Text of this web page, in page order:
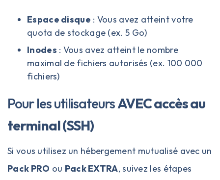
Espace disque : Vous avez atteint votre
quota de stockage (ex. 5 Go)
Inodes : Vous avez atteint le nombre
maximal de fichiers autorisés (ex. 100 000
fichiers)
Pour les utilisateursAVEC accès au
terminal (SSH)
Si vous utilisez un hébergement mutualisé avec un
Pack PRO ou Pack EXTRA, suivez les étapes